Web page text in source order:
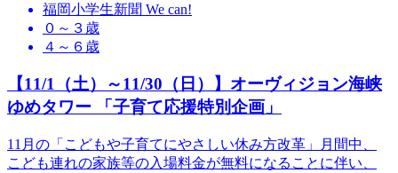
福岡小学生新聞 We can!
０～３歳
４～６歳
【11/1（土）～11/30（日）】オーヴィジョン海峡
ゆめタワー 「子育て応援特別企画」
11月の「こどもや子育てにやさしい休み方改革」月間中、
こども連れの家族等の入場料金が無料になることに伴い、